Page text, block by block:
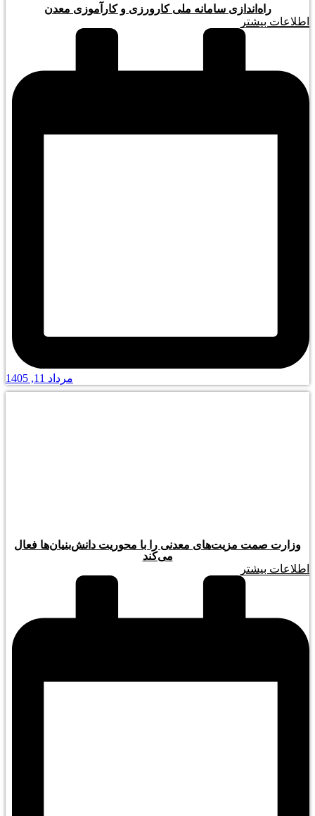
راه‌اندازی سامانه ملی کارورزی و کارآموزی معدن
اطلاعات بیشتر
مرداد 11, 1405
وزارت صمت مزیت‌های معدنی را با محوریت دانش‌بنیان‌ها فعال
می‌کند
اطلاعات بیشتر